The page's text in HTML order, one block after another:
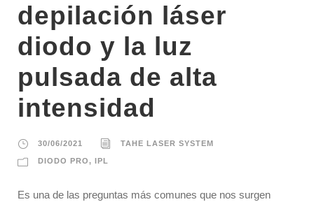
depilación láser
diodo y la luz
pulsada de alta
intensidad
30/06/2021 TAHE LASER SYSTEM
DIODO PRO, IPL
Es una de las preguntas más comunes que nos surgen